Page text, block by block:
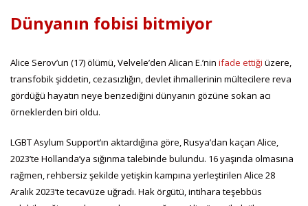
Dünyanın fobisi bitmiyor
Alice Serov’un (17) ölümü, Velvele’den Alican E.’nin ifade ettiği üzere,
transfobik şiddetin, cezasızlığın, devlet ihmallerinin mültecilere reva
gördüğü hayatın neye benzediğini dünyanın gözüne sokan acı
örneklerden biri oldu.
LGBT Asylum Support’ın aktardığına göre, Rusya’dan kaçan Alice,
2023’te Hollanda’ya sığınma talebinde bulundu. 16 yaşında olmasına
rağmen, rehbersiz şekilde yetişkin kampına yerleştirilen Alice 28
Aralık 2023’te tecavüze uğradı. Hak örgütü, intihara teşebbüs